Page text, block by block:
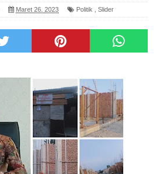
Maret 26, 2023 Politik Slider